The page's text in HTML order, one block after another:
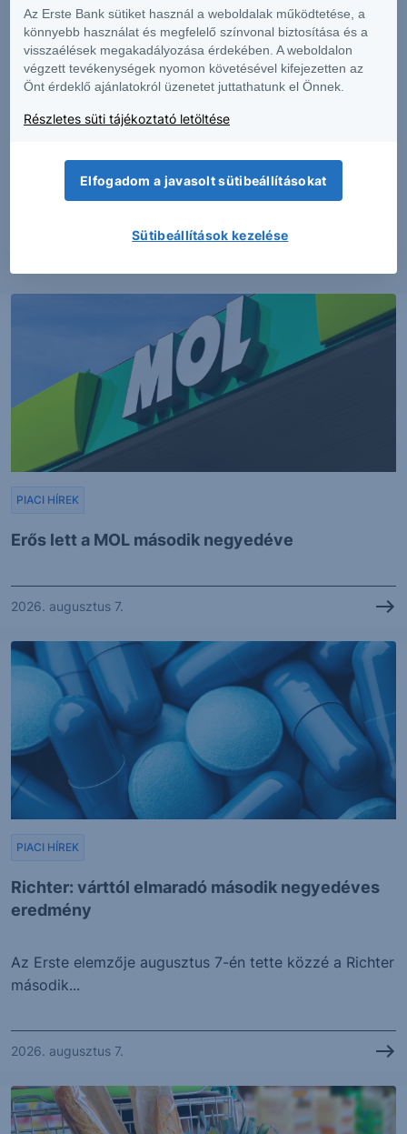
tájékoztatásról szólóhirdetményében.
Érdeklődik a részletek iránt?Kérjen visszahívást
kapcsolatban.
További információk kérése
Erős lett a MOL második negyedéve
PIACI HÍREK
2026. augusztus 7.
Richter: várttól elmaradó második negyedéves
eredmény
PIACI HÍREK
Az Erste elemzője augusztus 7-én tette közzé a Richter
második...
2026. augusztus 7.
Az Erste Bank sütiket használ a weboldalak működtetése, a
könnyebb használat és megfelelő színvonal biztosítása és a
visszaélések megakadályozása érdekében. A weboldalon
végzett tevékenységek nyomon követésével kifejezetten az
Önt érdeklő ajánlatokról üzenetet juttathatunk el Önnek.
Részletes süti tájékoztató letöltése
Elfogadom a javasolt sütibeállításokat
Sütibeállítások kezelése